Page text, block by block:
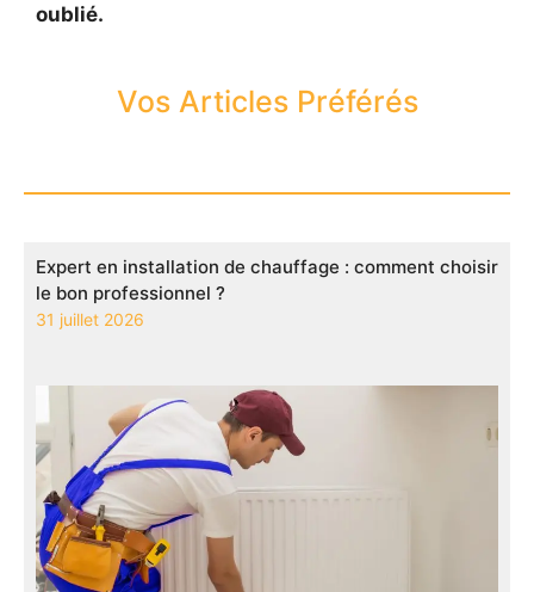
oublié.
Vos Articles Préférés
Expert en installation de chauffage : comment choisir
le bon professionnel ?
31 juillet 2026